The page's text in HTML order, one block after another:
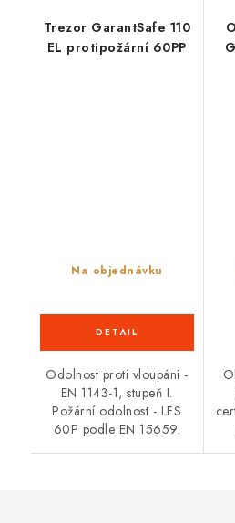
Trezor GarantSafe 110
EL protipožární 60PP
Na objednávku
Odolnost proti vloupání -
EN 1143-1, stupeň I.
Požární odolnost - LFS
60P podle EN 15659.